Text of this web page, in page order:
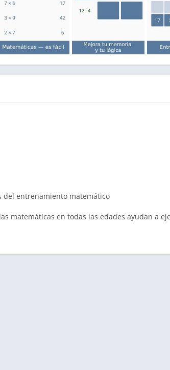
del entrenamiento matemático
matemáticas en todas las edades ayudan a